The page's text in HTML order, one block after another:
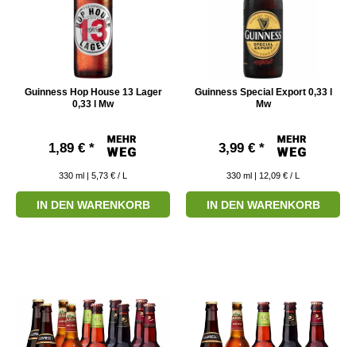
Guinness Hop House 13 Lager
0,33 l Mw
1,89 € *
330 ml | 5,73 € / L
IN DEN WARENKORB
Guinness Special Export 0,33 l
Mw
3,99 € *
330 ml | 12,09 € / L
IN DEN WARENKORB